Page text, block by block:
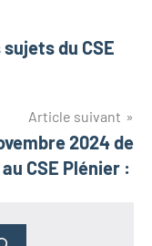
du CSE
Article suivant
2024 de
au CSE Plénier :